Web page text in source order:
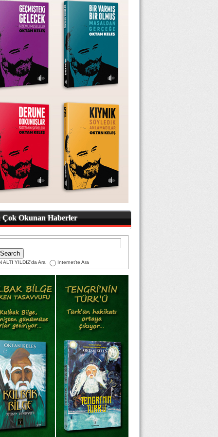
Çok Okunan Haberler
ALTI YILDIZ'da Ara Internet'te Ara